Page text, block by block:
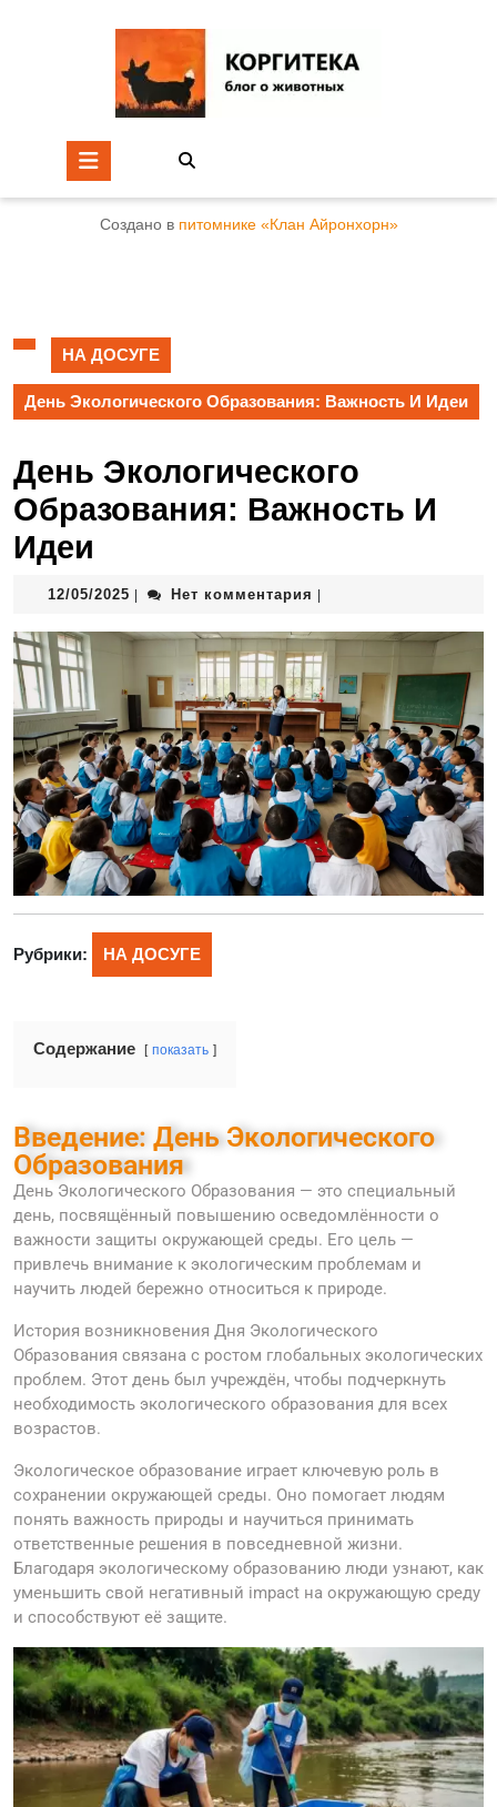
Создано в питомнике «Клан Айронхорн»
НА ДОСУГЕ
День Экологического Образования: Важность И Идеи
День Экологического
Образования: Важность И
Идеи
12/05/2025 Нет комментария
Рубрики: НА ДОСУГЕ
Содержание показать
Введение: День Экологического
Образования
День Экологического Образования — это специальный
день, посвящённый повышению осведомлённости о
важности защиты окружающей среды. Его цель —
привлечь внимание к экологическим проблемам и
научить людей бережно относиться к природе.
История возникновения Дня Экологического
Образования связана с ростом глобальных экологических
проблем. Этот день был учреждён, чтобы подчеркнуть
необходимость экологического образования для всех
возрастов.
Экологическое образование играет ключевую роль в
сохранении окружающей среды. Оно помогает людям
понять важность природы и научиться принимать
ответственные решения в повседневной жизни.
Благодаря экологическому образованию люди узнают, как
уменьшить свой негативный impact на окружающую среду
и способствуют её защите.